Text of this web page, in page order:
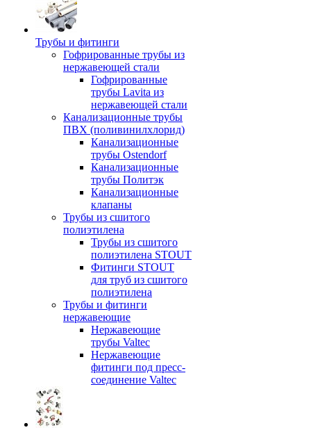
Трубы и фитинги
Гофрированные трубы из
нержавеющей стали
Гофрированные
трубы Lavita из
нержавеющей стали
Канализационные трубы
ПВХ (поливинилхлорид)
Канализационные
трубы Ostendorf
Канализационные
трубы Политэк
Канализационные
клапаны
Трубы из сшитого
полиэтилена
Трубы из сшитого
полиэтилена STOUT
Фитинги STOUT
для труб из сшитого
полиэтилена
Трубы и фитинги
нержавеющие
Нержавеющие
трубы Valtec
Нержавеющие
фитинги под пресс-
соединение Valtec